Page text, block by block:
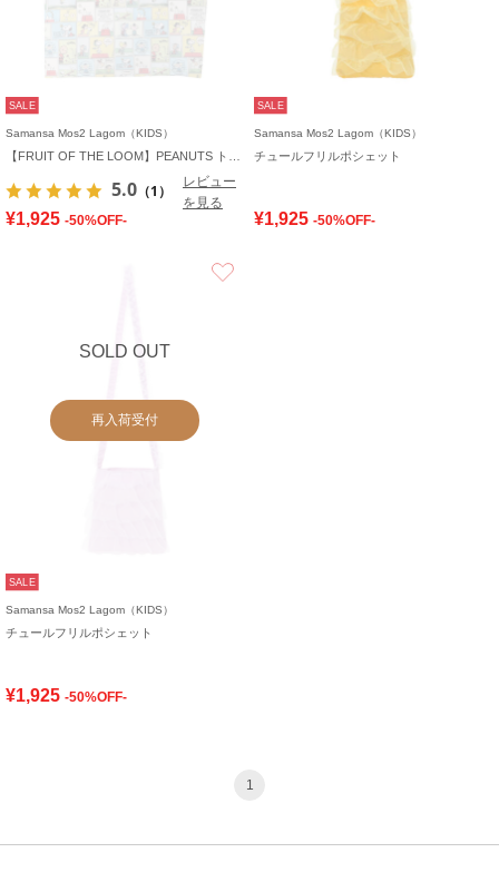
SALE
Samansa Mos2 Lagom（KIDS）
5.0 （1）
レビュー
を見る
¥1,925 -50%OFF-
SALE
Samansa Mos2 Lagom（KIDS）
チュールフリルポシェット
¥1,925 -50%OFF-
SOLD OUT
再入荷受付
SALE
Samansa Mos2 Lagom（KIDS）
チュールフリルポシェット
¥1,925 -50%OFF-
1